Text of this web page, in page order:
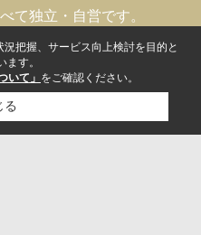
て独立・自営です。
把握、サービス向上検討を目的と
す。
いて」 をご確認ください。
る